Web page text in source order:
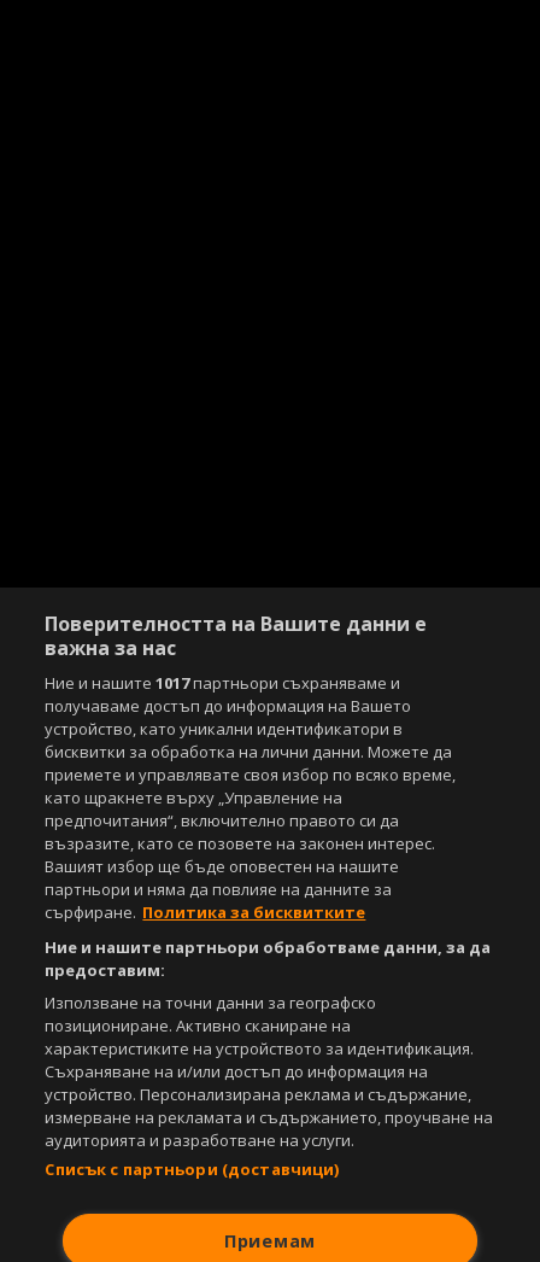
Поверителността на Вашите данни е
важна за нас
Ние и нашите1017партньори съхраняваме и
получаваме достъп до информация на Вашето
устройство, като уникални идентификатори в
бисквитки за обработка на лични данни. Можете да
приемете и управлявате своя избор по всяко време,
като щракнете върху „Управление на
предпочитания“, включително правото си да
възразите, като се позовете на законен интерес.
Вашият избор ще бъде оповестен на нашите
партньори и няма да повлияе на данните за
сърфиране. Политика за бисквитките
Ние и нашите партньори обработваме данни, за да
предоставим:
Използване на точни данни за географско
позициониране. Активно сканиране на
характеристиките на устройството за идентификация.
Съхраняване на и/или достъп до информация на
устройство. Персонализирана реклама и съдържание,
измерване на рекламата и съдържанието, проучване на
аудиторията и разработване на услуги.
Списък с партньори (доставчици)
Приемам